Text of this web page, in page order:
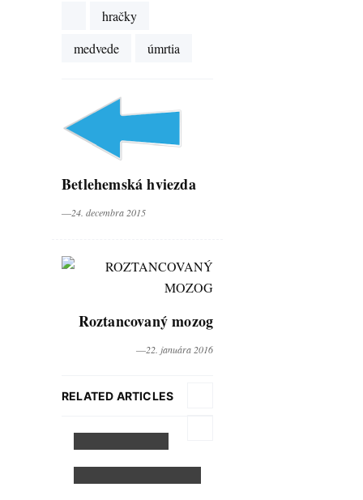
hračky
medvede
úmrtia
Betlehemská hviezda
―24. decembra 2015
Roztancovaný mozog
―22. januára 2016
RELATED ARTICLES
Medvedica v